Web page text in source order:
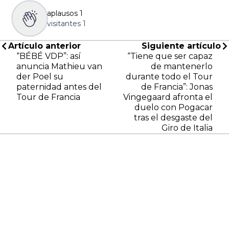
aplausos 1
visitantes 1
Artículo anterior
“BÉBÉ VDP”: así
anuncia Mathieu van
der Poel su
paternidad antes del
Tour de Francia
Siguiente artículo
“Tiene que ser capaz
de mantenerlo
durante todo el Tour
de Francia”: Jonas
Vingegaard afronta el
duelo con Pogacar
tras el desgaste del
Giro de Italia